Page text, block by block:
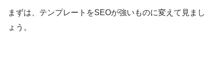
まずは、テンプレートをSEOが強いものに変えて見まし
ょう。